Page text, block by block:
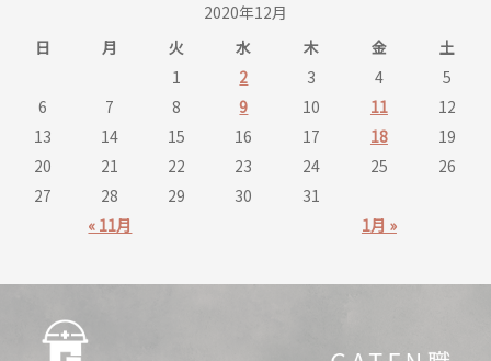
2020年12月
日
月 火 水 木 金 土
« 11月 1月 »
1 2 3 4
5
6
7 8 9 10 11
12
13
14 15 16 17 18
19
20
21 22 23 24 25
26
27
28 29 30 31